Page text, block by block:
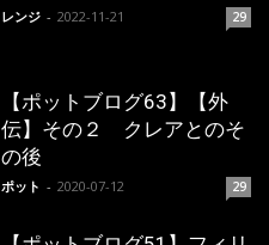
レンジ - 2022-11-21 29
【ポットブログ63】【外
伝】その２ クレアとのそ
の後
ポット - 2020-07-12 29